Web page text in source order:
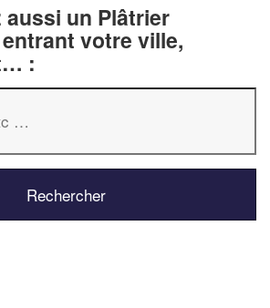
aussi un Plâtrier
votre ville,
: